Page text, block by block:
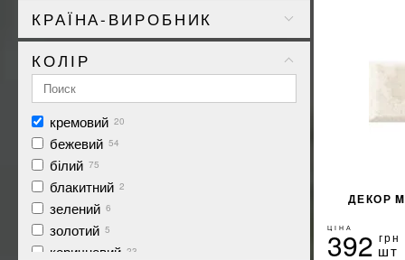
ДЕКОР
ЦІНА
392 грн
шт
КРАЇНА-ВИРОБНИК
Індія31
Іспанія
Італія
Туреччина
Україна 27
Чехія
КОЛІР
кремовий 20
бежевий 54
білий 75
блакитний 2
зелений 6
золотий 5
коричневий 23